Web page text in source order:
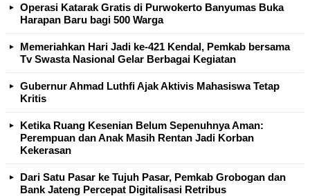
Operasi Katarak Gratis di Purwokerto Banyumas Buka
Harapan Baru bagi 500 Warga
Memeriahkan Hari Jadi ke-421 Kendal, Pemkab bersama
Tv Swasta Nasional Gelar Berbagai Kegiatan
Gubernur Ahmad Luthfi Ajak Aktivis Mahasiswa Tetap
Kritis
Ketika Ruang Kesenian Belum Sepenuhnya Aman:
Perempuan dan Anak Masih Rentan Jadi Korban
Kekerasan
Dari Satu Pasar ke Tujuh Pasar, Pemkab Grobogan dan
Bank Jateng Percepat Digitalisasi Retribus